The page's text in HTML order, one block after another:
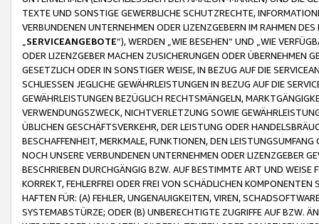
TEXTE UND SONSTIGE GEWERBLICHE SCHUTZRECHTE,
VERBUNDENEN UNTERNEHMEN ODER LIZENZGEBERN IM RAHMEN
SERVICEANGEBOTE“), WERDEN „WIE BESEHEN“ UND „WIE
ODER LIZENZGEBER MACHEN ZUSICHERUNGEN ODER ÜBERNEHMEN
GESETZLICH ODER IN SONSTIGER WEISE, IN BEZUG AUF DIE
SCHLIESSEN JEGLICHE GEWÄHRLEISTUNGEN IN BEZUG AUF DIE
GEWÄHRLEISTUNGEN BEZÜGLICH RECHTSMÄNGELN,
VERWENDUNGSZWECK, NICHTVERLETZUNG SOWIE
ÜBLICHEN GESCHÄFTSVERKEHR, DER LEISTUNG ODER
BESCHAFFENHEIT, MERKMALE, FUNKTIONEN, DEN
NOCH UNSERE VERBUNDENEN UNTERNEHMEN ODER LIZENZGEBER
BESCHRIEBEN DURCHGÄNGIG BZW. AUF BESTIMMTE ART UND
KORREKT, FEHLERFREI ODER FREI VON SCHÄDLICHEN
HAFTEN FÜR: (A) FEHLER, UNGENAUIGKEITEN, VIREN,
SYSTEMABSTÜRZE; ODER (B) UNBERECHTIGTE ZUGRIFFE AUF BZW.